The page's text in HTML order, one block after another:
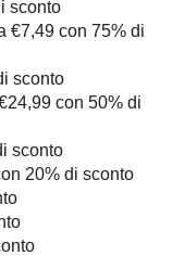
sconto
€7,49 con 75% di
sconto
con 50% di
sconto
20% di sconto